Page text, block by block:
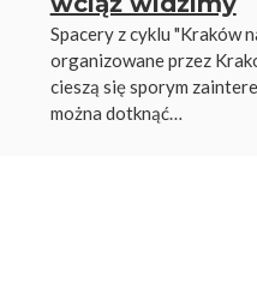
Spacery z cyklu "Kraków
organizowane przez
cieszą się sporym
można dotknąć…